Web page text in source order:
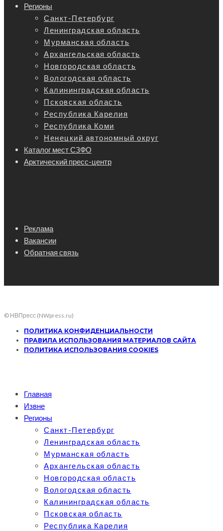
Регионы
Санкт-Петербург
Ленинградская область
Мурманская область
Архангельская область
Новгородская область
Вологодская область
Калининградская область
Псковская область
Республика Карелия
Республика Коми
Ненецкий автономный округ
Каталог мест СЗФО
Арктический пресс-центр
Реклама
Вакансии
Обратная связь
© НВПресс (NWpress.ru)
ПОЛИТИКА КОНФИДЕНЦИАЛЬНОСТИ
ПРАВИЛА ИСПОЛЬЗОВАНИЯ МАТЕРИАЛОВ САЙТА
ПОЛИТИКА ИСПОЛЬЗОВАНИЯ COOKIES
Главная
Извне
Регионы
Санкт-Петербург
Ленинградская область
Мурманская область
Архангельская область
Новгородская область
Вологодская область
Калининградская область
Псковская область
Республика Карелия